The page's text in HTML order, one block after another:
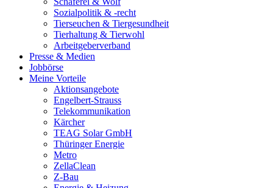
Sozialpolitik & -recht
Tierseuchen & Tiergesundheit
Tierhaltung & Tierwohl
Arbeitgeberverband
Presse & Medien
Jobbörse
Meine Vorteile
Aktionsangebote
Engelbert-Strauss
Telekommunikation
Kärcher
TEAG Solar GmbH
Thüringer Energie
Metro
ZellaClean
Z-Bau